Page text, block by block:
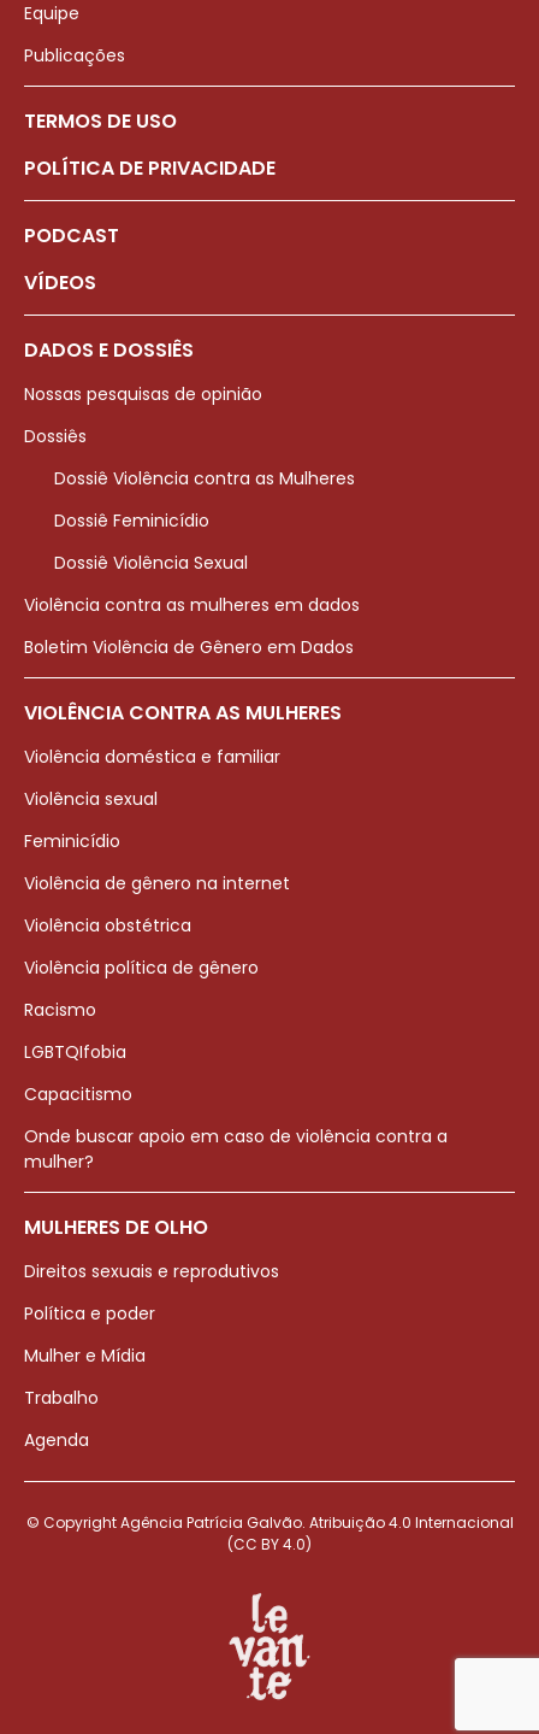
Equipe
Publicações
TERMOS DE USO
POLÍTICA DE PRIVACIDADE
PODCAST
VÍDEOS
DADOS E DOSSIÊS
Nossas pesquisas de opinião
Dossiês
Dossiê Violência contra as Mulheres
Dossiê Feminicídio
Dossiê Violência Sexual
Violência contra as mulheres em dados
Boletim Violência de Gênero em Dados
VIOLÊNCIA CONTRA AS MULHERES
Violência doméstica e familiar
Violência sexual
Feminicídio
Violência de gênero na internet
Violência obstétrica
Violência política de gênero
Racismo
LGBTQIfobia
Capacitismo
Onde buscar apoio em caso de violência contra a
mulher?
MULHERES DE OLHO
Direitos sexuais e reprodutivos
Política e poder
Mulher e Mídia
Trabalho
Agenda
© Copyright Agência Patrícia Galvão. Atribuição 4.0 Internacional
(CC BY 4.0)